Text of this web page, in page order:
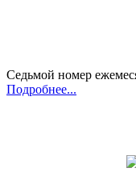
Седьмой номер
Подробнее...